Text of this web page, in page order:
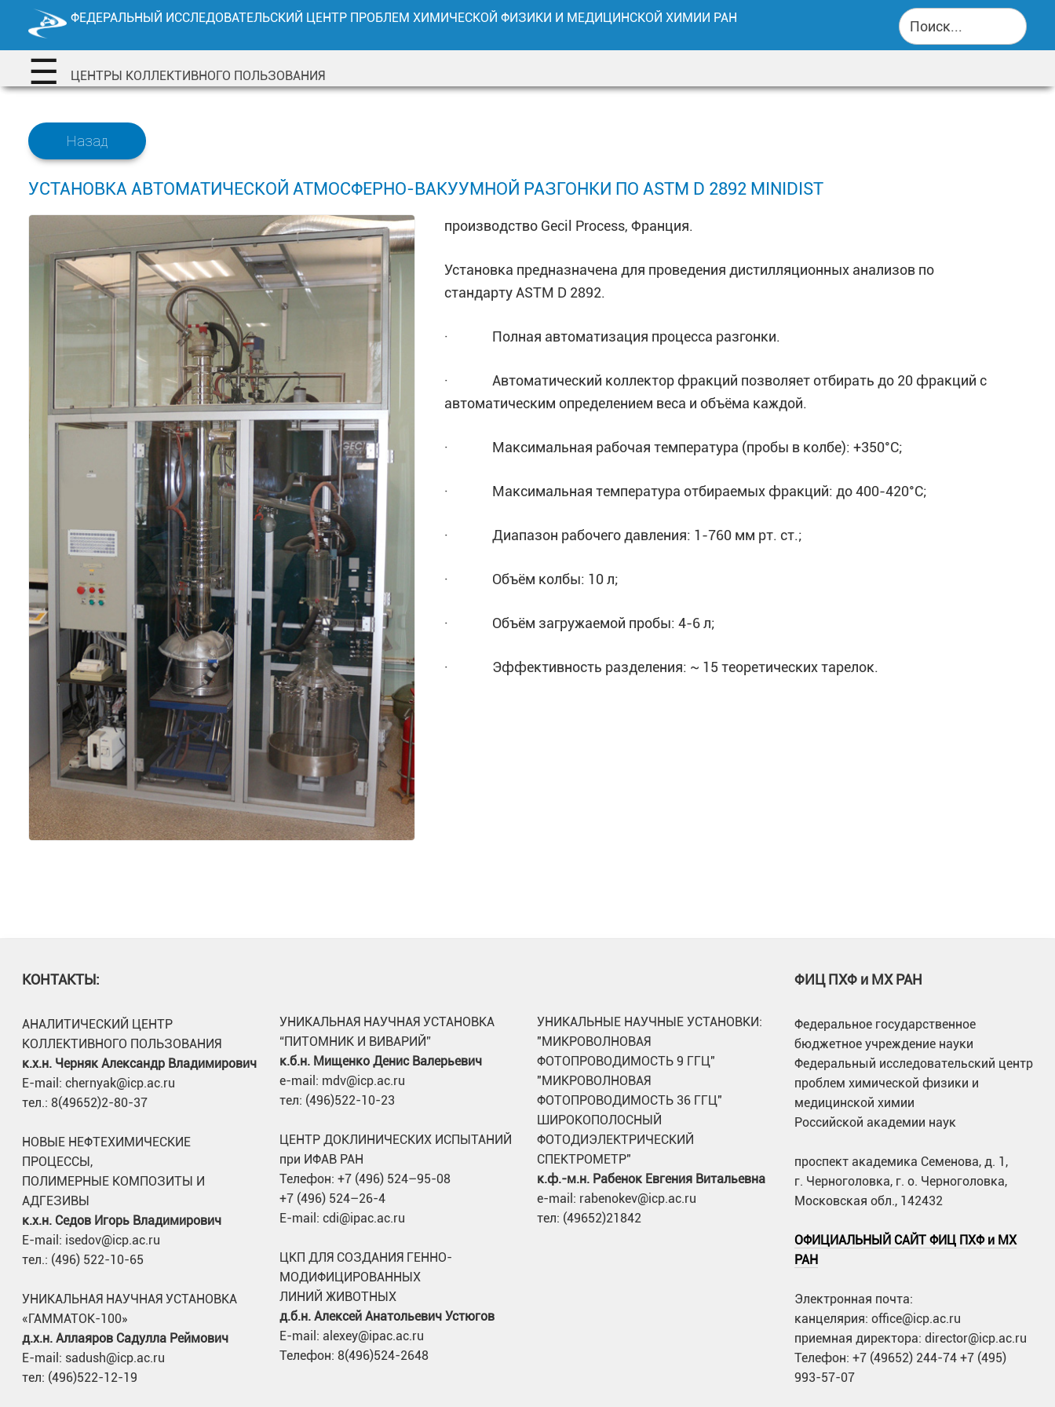
[honeypot hp-field]
[honeypot hp-field]
Перейти
содержимому
ФЕДЕРАЛЬНЫЙ ИССЛЕДОВАТЕЛЬСКИЙ ЦЕНТР ПРОБЛЕМ ХИМИЧЕСКОЙ ФИЗИКИ И МЕДИЦИНСКОЙ ХИМИИ РАН
☰ ЦЕНТРЫ КОЛЛЕКТИВНОГО ПОЛЬЗОВАНИЯ
Назад
УСТАНОВКА АВТОМАТИЧЕСКОЙ АТМОСФЕРНО-ВАКУУМНОЙ РАЗГОНКИ ПО ASTM D 2892 MINIDIST
производство Gecil Process, Франция.
Установка предназначена для проведения дистилляционных анализов по
стандарту ASTM D 2892.
· Полная автоматизация процесса разгонки.
· Автоматический коллектор фракций позволяет отбирать до 20 фракций с
автоматическим определением веса и объёма каждой.
· Максимальная рабочая температура (пробы в колбе): +350°С;
· Максимальная температура отбираемых фракций: до 400-420°С;
· Диапазон рабочего давления: 1-760 мм рт. ст.;
· Объём колбы: 10 л;
· Объём загружаемой пробы: 4-6 л;
· Эффективность разделения: ~ 15 теоретических тарелок.
КОНТАКТЫ:
АНАЛИТИЧЕСКИЙ ЦЕНТР
КОЛЛЕКТИВНОГО ПОЛЬЗОВАНИЯ
к.х.н. Черняк Александр Владимирович
E-mail: chernyak@icp.ac.ru
тел.: 8(49652)2-80-37
НОВЫЕ НЕФТЕХИМИЧЕСКИЕ
ПРОЦЕССЫ,
ПОЛИМЕРНЫЕ КОМПОЗИТЫ И
АДГЕЗИВЫ
к.х.н. Седов Игорь Владимирович
E-mail: isedov@icp.ac.ru
тел.: (496) 522-10-65
УНИКАЛЬНАЯ НАУЧНАЯ УСТАНОВКА
«ГАММАТОК-100»
д.х.н. Аллаяров Садулла Реймович
E-mail: sadush@icp.ac.ru
тел: (496)522-12-19
УНИКАЛЬНАЯ НАУЧНАЯ УСТАНОВКА
“ПИТОМНИК И ВИВАРИЙ”
к.б.н. Мищенко Денис Валерьевич
e-mail: mdv@icp.ac.ru
тел: (496)522-10-23
ЦЕНТР ДОКЛИНИЧЕСКИХ ИСПЫТАНИЙ
при ИФАВ РАН
Телефон: +7 (496) 524–95-08
+7 (496) 524–26-4
E-mail: cdi@ipac.ac.ru
ЦКП ДЛЯ СОЗДАНИЯ ГЕННО-
МОДИФИЦИРОВАННЫХ
ЛИНИЙ ЖИВОТНЫХ
д.б.н. Алексей Анатольевич Устюгов
E-mail: alexey@ipac.ac.ru
Телефон: 8(496)524-2648
УНИКАЛЬНЫЕ НАУЧНЫЕ УСТАНОВКИ:
"МИКРОВОЛНОВАЯ
ФОТОПРОВОДИМОСТЬ 9 ГГЦ"
"МИКРОВОЛНОВАЯ
ФОТОПРОВОДИМОСТЬ 36 ГГЦ"
ШИРОКОПОЛОСНЫЙ
ФОТОДИЭЛЕКТРИЧЕСКИЙ
СПЕКТРОМЕТР"
к.ф.-м.н. Рабенок Евгения Витальевна
e-mail: rabenokev@icp.ac.ru
тел: (49652)21842
ФИЦ ПХФ и МХ РАН
Федеральное государственное
бюджетное учреждение науки
Федеральный исследовательский центр
проблем химической физики и
медицинской химии
Российской академии наук
проспект академика Семенова, д. 1,
г. Черноголовка, г. о. Черноголовка,
Московская обл., 142432
ОФИЦИАЛЬНЫЙ САЙТ ФИЦ ПХФ и МХ
РАН
Электронная почта:
канцелярия: office@icp.ac.ru
приемная директора: director@icp.ac.ru
Телефон: +7 (49652) 244-74 +7 (495)
993-57-07